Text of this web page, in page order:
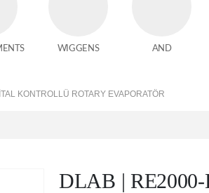
WIGGENS AND
KONTROLLÜ ROTARY EVAPORATÖR
DLAB |